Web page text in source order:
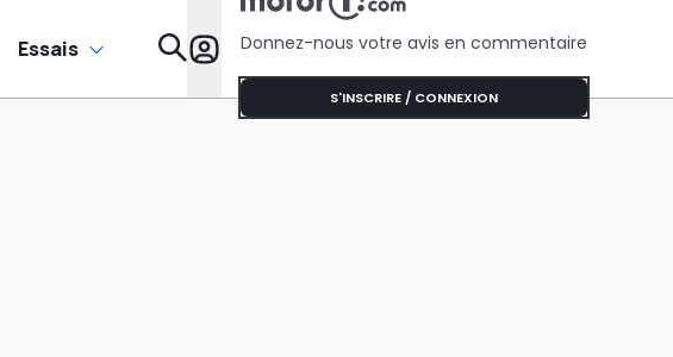
Essais Donnez-nous votre avis en commentaire
S'INSCRIRE / CONNEXION